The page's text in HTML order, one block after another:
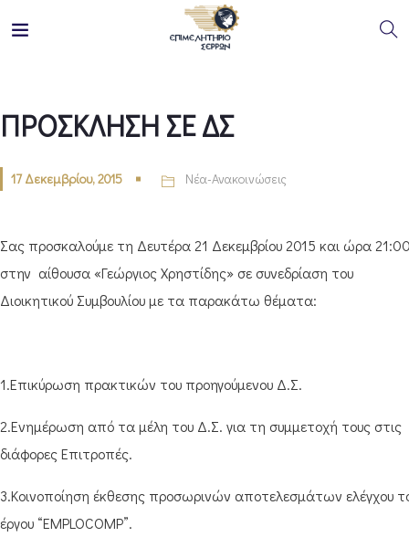
ΠΡΟΣΚΛΗΣΗ ΣΕ ΔΣ
17 Δεκεμβρίου, 2015 Νέα-Ανακοινώσεις
Σας προσκαλούμε τη Δευτέρα 21 Δεκεμβρίου 2015 και ώρα
στην αίθουσα «Γεώργιος Χρηστίδης» σε συνεδρίαση του
Διοικητικού Συμβουλίου με τα παρακάτω θέματα:
1.Επικύρωση πρακτικών του προηγούμενου Δ.Σ.
2.Ενημέρωση από τα μέλη του Δ.Σ. για τη συμμετοχή τους στις
διάφορες Επιτροπές.
3.Κοινοποίηση έκθεσης προσωρινών αποτελεσμάτων ελέγχου
έργου “EMPLOCOMP”.